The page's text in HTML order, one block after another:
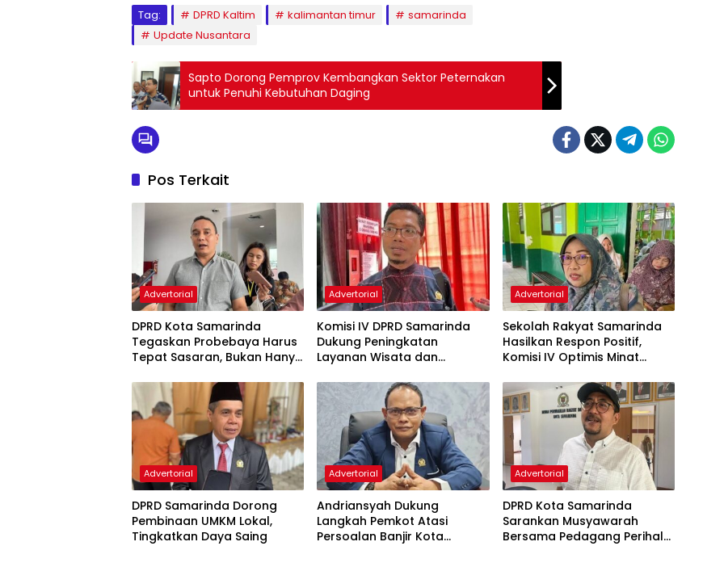
Tag: DPRD Kaltim kalimantan timur
samarinda
Update Nusantara
Sapto Dorong Pemprov Kembangkan Sektor Peternakan
untuk Penuhi Kebutuhan Daging
Pos Terkait
Advertorial
DPRD Kota Samarinda
Tegaskan Probebaya Harus
Tepat Sasaran, Bukan Hanya
Advertorial
Komisi IV DPRD Samarinda
Dukung Peningkatan
Layanan Wisata dan
Advertorial
Sekolah Rakyat Samarinda
Hasilkan Respon Positif,
Komisi IV Optimis Minat
Advertorial
DPRD Samarinda Dorong
Pembinaan UMKM Lokal,
Tingkatkan Daya Saing
Advertorial
Andriansyah Dukung
Langkah Pemkot Atasi
Persoalan Banjir Kota
Advertorial
DPRD Kota Samarinda
Sarankan Musyawarah
Bersama Pedagang Perihal